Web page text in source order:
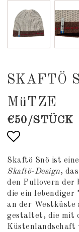
SKAFTÖ
MüTZE
€50/STÜCK
Add to list
Skaftö Snö ist
Skaftö-Design,
den Pullovern der
die ein lebendiger
an der Westküste
gestaltet, die mit
Küstenlandschaft